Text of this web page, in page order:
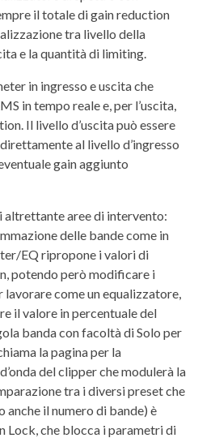
il totale di gain reduction
tra livello della
e la quantità di limiting.
in ingresso e uscita che
in tempo reale e, per l’uscita,
Il livello d’uscita può essere
al livello d’ingresso
gain aggiunto
aree di intervento:
delle bande come in
EQ ripropone i valori di
potendo però modificare i
come un equalizzatore,
il valore in percentuale del
banda con facoltà di Solo per
la pagina per la
del clipper che modulerà la
tra i diversi preset che
anche il numero di bande) è
Lock, che blocca i parametri di